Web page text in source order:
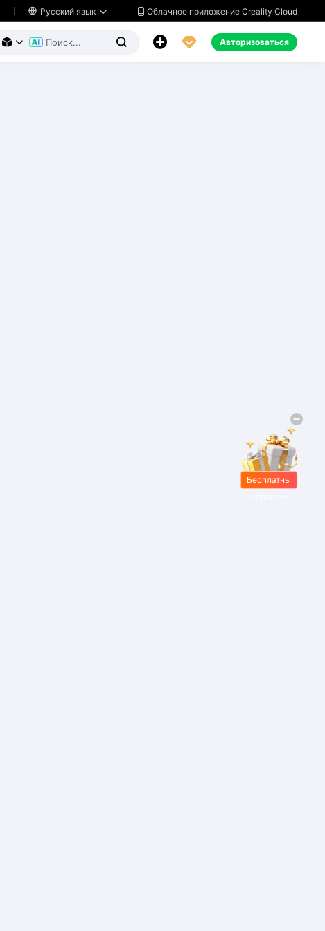
 Русский язык   Облачное приложение Creality Cloud
     Авторизоваться
Бесплатны